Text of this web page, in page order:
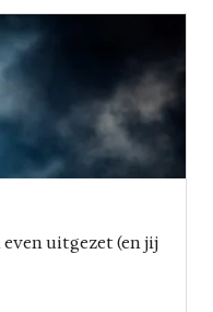
uitgezet (en jij